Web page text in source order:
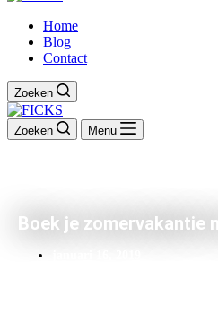
Home
Blog
Contact
Zoeken
Zoeken Menu
Boek je zomervakantie